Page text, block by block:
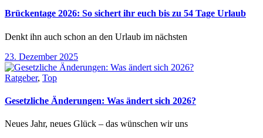
Brückentage 2026: So sichert ihr euch bis zu 54 Tage Urlaub
Denkt ihn auch schon an den Urlaub im nächsten
23. Dezember 2025
Ratgeber, Top
Gesetzliche Änderungen: Was ändert sich 2026?
Neues Jahr, neues Glück – das wünschen wir uns